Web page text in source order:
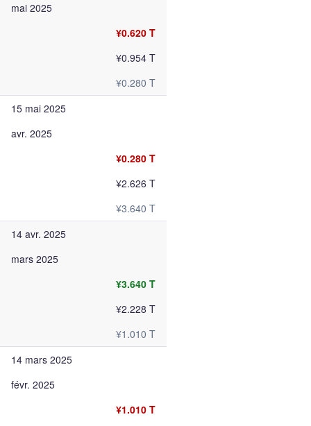
mai 2025
¥0.620 T
¥0.954 T
¥0.280 T
15 mai 2025
avr. 2025
¥0.280 T
¥2.626 T
¥3.640 T
14 avr. 2025
mars 2025
¥3.640 T
¥2.228 T
¥1.010 T
14 mars 2025
févr. 2025
¥1.010 T